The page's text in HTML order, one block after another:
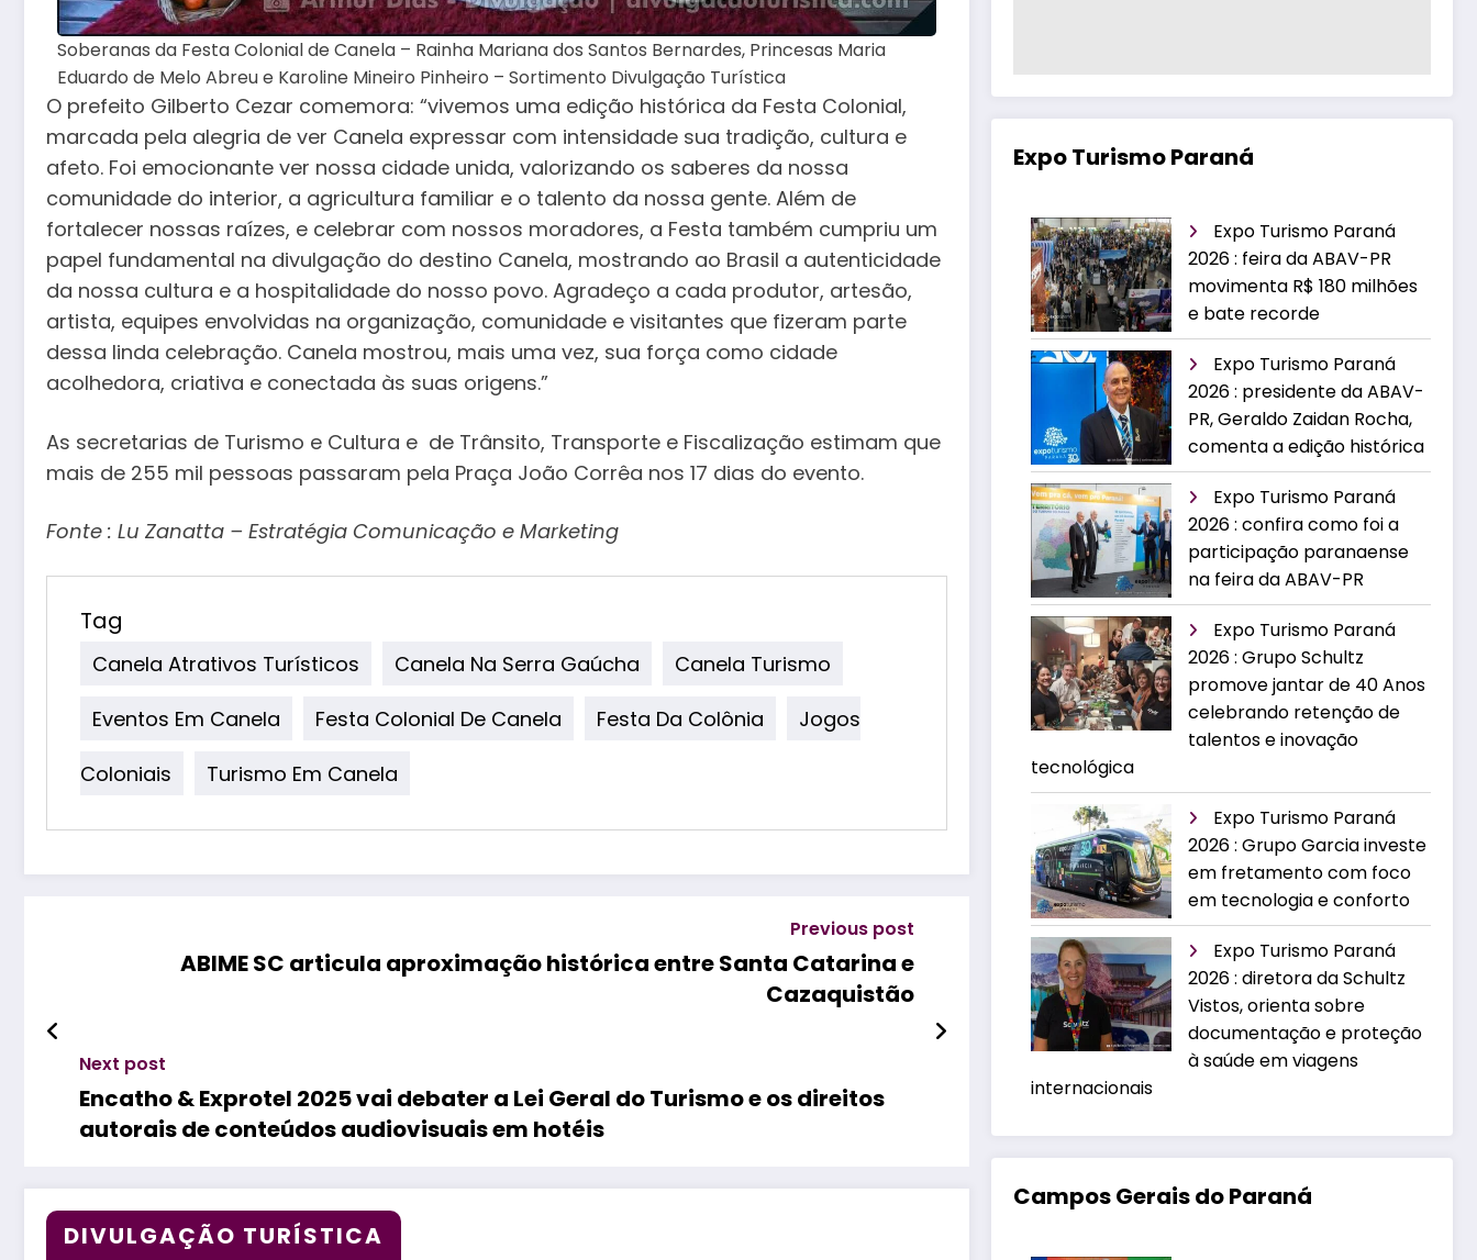
Soberanas da Festa Colonial de Canela – Rainha Mariana dos Santos Bernardes, Princesas Maria
Eduardo de Melo Abreu e Karoline Mineiro Pinheiro – Sortimento Divulgação Turística
O prefeito Gilberto Cezar comemora: “vivemos uma edição histórica da Festa Colonial,
marcada pela alegria de ver Canela expressar com intensidade sua tradição, cultura e
afeto. Foi emocionante ver nossa cidade unida, valorizando os saberes da nossa
comunidade do interior, a agricultura familiar e o talento da nossa gente. Além de
fortalecer nossas raízes, e celebrar com nossos moradores, a Festa também cumpriu um
papel fundamental na divulgação do destino Canela, mostrando ao Brasil a autenticidade
da nossa cultura e a hospitalidade do nosso povo. Agradeço a cada produtor, artesão,
artista, equipes envolvidas na organização, comunidade e visitantes que fizeram parte
dessa linda celebração. Canela mostrou, mais uma vez, sua força como cidade
acolhedora, criativa e conectada às suas origens.”
As secretarias de Turismo e Cultura e de Trânsito, Transporte e Fiscalização estimam que
mais de 255 mil pessoas passaram pela Praça João Corrêa nos 17 dias do evento.
Fonte : Lu Zanatta – Estratégia Comunicação e Marketing
Tag
Canela Atrativos Turísticos Canela Na Serra Gaúcha
Canela Turismo
Eventos Em Canela
Festa Colonial De Canela Festa Da Colônia
Jogos
Coloniais
Turismo Em Canela
Previous post
ABIME SC articula aproximação histórica entre Santa Catarina e
Cazaquistão
Next post
Encatho & Exprotel 2025 vai debater a Lei Geral do Turismo e os direitos
autorais de conteúdos audiovisuais em hotéis
DIVULGAÇÃO TURÍSTICA
Expo Turismo Paraná
Expo Turismo Paraná
2026 : feira da ABAV-PR
movimenta R$ 180 milhões
e bate recorde
Expo Turismo Paraná
2026 : presidente da ABAV-
PR, Geraldo Zaidan Rocha,
comenta a edição histórica
Expo Turismo Paraná
2026 : confira como foi a
participação paranaense
na feira da ABAV-PR
Expo Turismo Paraná
2026 : Grupo Schultz
promove jantar de 40 Anos
celebrando retenção de
talentos e inovação
tecnológica
Expo Turismo Paraná
2026 : Grupo Garcia investe
em fretamento com foco
em tecnologia e conforto
Expo Turismo Paraná
2026 : diretora da Schultz
Vistos, orienta sobre
documentação e proteção
à saúde em viagens
internacionais
Campos Gerais do Paraná